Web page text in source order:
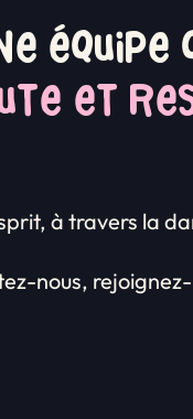
et
à travers la
nous,